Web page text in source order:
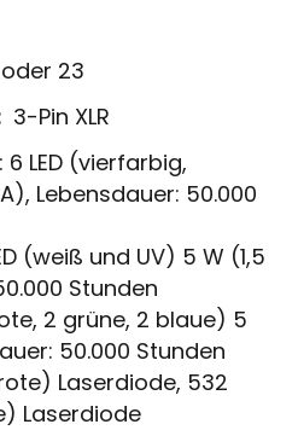
oder 23
3-Pin XLR
6 LED (vierfarbig,
Lebensdauer: 50.000
(weiß und UV) 5 W (1,5
Stunden
2 grüne, 2 blaue) 5
50.000 Stunden
Laserdiode, 532
Laserdiode